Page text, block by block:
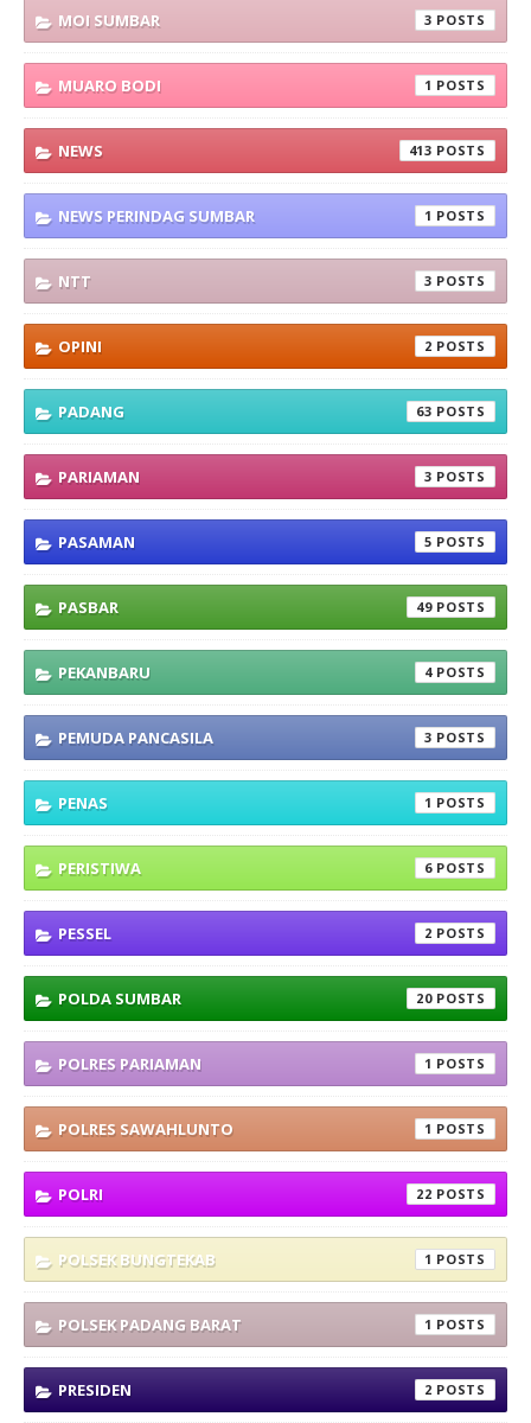
MOI SUMBAR 3
MUARO BODI 1
NEWS 413
NEWS PERINDAG SUMBAR 1
NTT 3
OPINI 2
PADANG 63
PARIAMAN 3
PASAMAN 5
PASBAR 49
PEKANBARU 4
PEMUDA PANCASILA 3
PENAS 1
PERISTIWA 6
PESSEL 2
POLDA SUMBAR 20
POLRES PARIAMAN 1
POLRES SAWAHLUNTO 1
POLRI 22
POLSEK BUNGTEKAB 1
POLSEK PADANG BARAT 1
PRESIDEN 2